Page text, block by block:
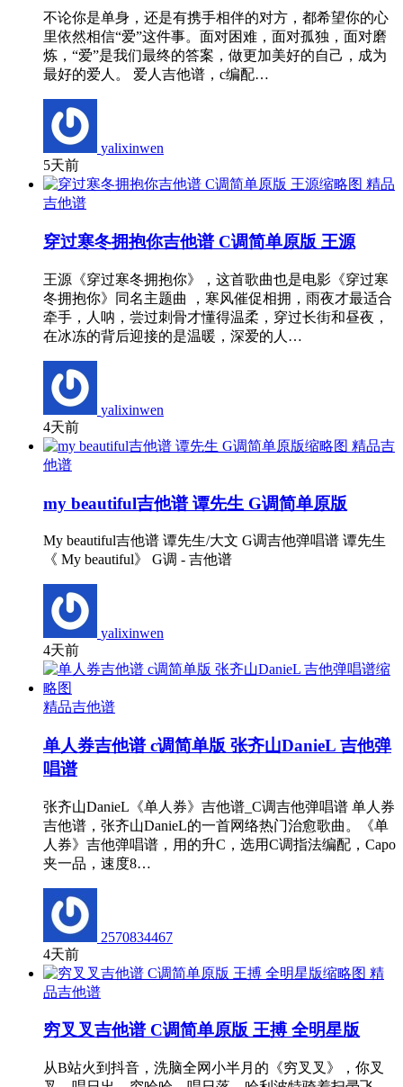
不论你是单身，还是有携手相伴的对方，都希望你的心
里依然相信“爱”这件事。面对困难，面对孤独，面对磨
炼，“爱”是我们最终的答案，做更加美好的自己，成为
最好的爱人。 爱人吉他谱，c编配…
yalixinwen
5天前
精品
吉他谱
穿过寒冬拥抱你吉他谱 C调简单原版 王源
王源《穿过寒冬拥抱你》，这首歌曲也是电影《穿过寒
冬拥抱你》同名主题曲 ，寒风催促相拥，雨夜才最适合
牵手，人呐，尝过刺骨才懂得温柔，穿过长街和昼夜，
在冰冻的背后迎接的是温暖，深爱的人…
yalixinwen
4天前
精品吉
他谱
my beautiful吉他谱 谭先生 G调简单原版
My beautiful吉他谱 谭先生/大文 G调吉他弹唱谱 谭先生
《 My beautiful》 G调 - 吉他谱
yalixinwen
4天前
精品吉他谱
单人券吉他谱 c调简单版 张齐山DanieL 吉他弹
唱谱
张齐山DanieL《单人券》吉他谱_C调吉他弹唱谱 单人券
吉他谱，张齐山DanieL的一首网络热门治愈歌曲。《单
人券》吉他弹唱谱，用的升C，选用C调指法编配，Capo
夹一品，速度8…
2570834467
4天前
精
品吉他谱
穷叉叉吉他谱 C调简单原版 王搏 全明星版
从B站火到抖音，洗脑全网小半月的《穷叉叉》，你叉